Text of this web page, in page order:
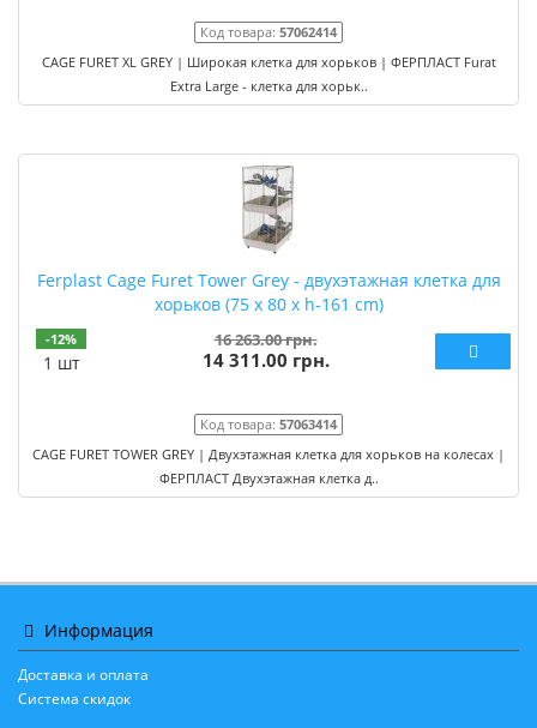
Код товара: 57062414
CAGE FURET XL GREY | Широкая клетка для хорьков | ФЕРПЛАСТ Furat
Extra Large - клетка для хорьк..
Ferplast Cage Furet Tower Grey - двухэтажная клетка для
хорьков (75 x 80 x h-161 cm)
-12%
1 шт
16 263.00 грн.
14 311.00 грн.
Код товара: 57063414
CAGE FURET TOWER GREY | Двухэтажная клетка для хорьков на колесах |
ФЕРПЛАСТ Двухэтажная клетка д..
Информация
Доставка и оплата
Система скидок